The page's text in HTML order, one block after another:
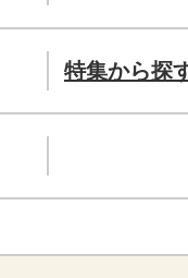
特集から探